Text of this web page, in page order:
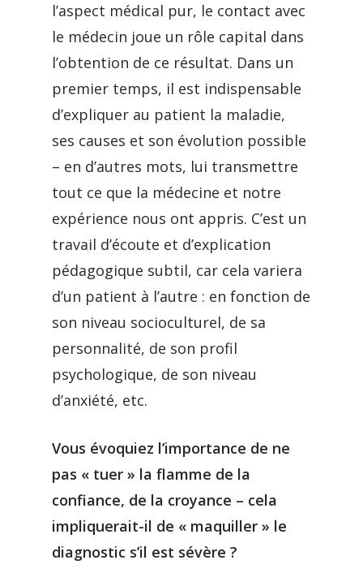
l’aspect médical pur, le contact avec
le médecin joue un rôle capital dans
l’obtention de ce résultat. Dans un
premier temps, il est indispensable
d’expliquer au patient la maladie,
ses causes et son évolution possible
– en d’autres mots, lui transmettre
tout ce que la médecine et notre
expérience nous ont appris. C’est un
travail d’écoute et d’explication
pédagogique subtil, car cela variera
d’un patient à l’autre : en fonction de
son niveau socioculturel, de sa
personnalité, de son profil
psychologique, de son niveau
d’anxiété, etc.
Vous évoquiez l’importance de ne
pas « tuer » la flamme de la
confiance, de la croyance – cela
impliquerait-il de « maquiller » le
diagnostic s’il est sévère ?